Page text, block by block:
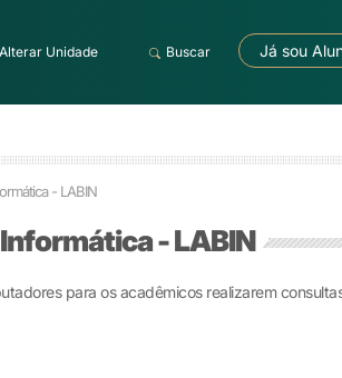
Alterar Unidade Buscar Já sou
- LABIN
- LABIN
para os acadêmicos realizarem